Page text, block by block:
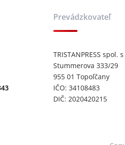
Prevádzkovateľ
TRISTANPRESS spol.
Stummerova 333/29
955 01 Topoľčany
IČO: 34108483
DIČ: 2020420215